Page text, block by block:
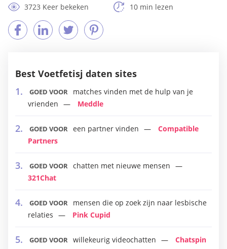
3723 Keer bekeken
10 min lezen
Best Voetfetisj daten sites
GOED VOOR
matches vinden met de hulp van je
vrienden
Meddle
GOED VOOR een partner vinden
Compatible
Partners
GOED VOOR chatten met nieuwe mensen
321Chat
GOED VOOR
mensen die op zoek zijn naar lesbische
relaties
Pink Cupid
GOED VOOR willekeurig videochatten Chatspin